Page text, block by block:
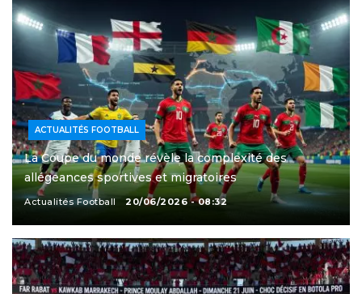
ACTUALITÉS FOOTBALL
La Coupe du monde révèle la complexité des
allégeances sportives et migratoires
Actualités Football 20/06/2026 - 08:32